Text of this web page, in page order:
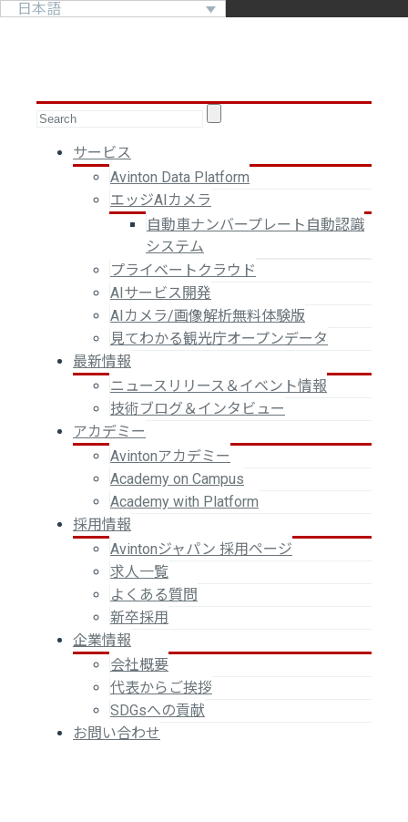
日本語
サービス
Avinton Data Platform
エッジAIカメラ
自動車ナンバープレート自動認識
システム
プライベートクラウド
AIサービス開発
AIカメラ/画像解析無料体験版
見てわかる観光庁オープンデータ
最新情報
ニュースリリース＆イベント情報
技術ブログ＆インタビュー
アカデミー
Avintonアカデミー
Academy on Campus
Academy with Platform
採用情報
Avintonジャパン 採用ページ
求人一覧
よくある質問
新卒採用
企業情報
会社概要
代表からご挨拶
SDGsへの貢献
お問い合わせ